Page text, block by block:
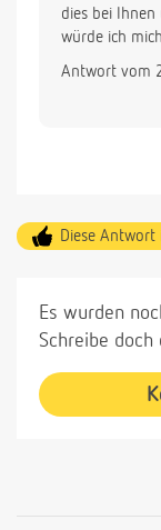
dies bei Ihnen
würde ich
Antwort vom
Diese Antwort
Es wurden
Schreibe doch